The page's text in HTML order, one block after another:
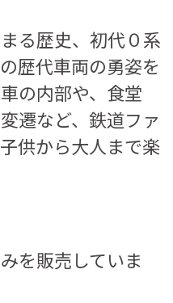
る歴史、初代０系
歴代車両の勇姿を
の内部や、食堂
遷など、鉄道ファ
供から大人まで楽
を販売していま